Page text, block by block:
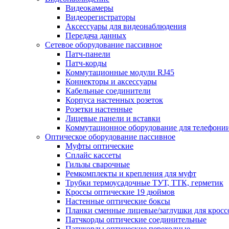
Видеокамеры
Видеорегистраторы
Аксессуары для видеонаблюдения
Передача данных
Сетевое оборудование пассивное
Патч-панели
Патч-корды
Коммутационные модули RJ45
Коннекторы и аксессуары
Кабельные соединители
Корпуса настенных розеток
Розетки настенные
Лицевые панели и вставки
Коммутационное оборудование для
Оптическое оборудование пассивное
Муфты оптические
Сплайс кассеты
Гильзы сварочные
Ремкомплекты и крепления для муфт
Трубки термоусадочные ТУТ, ТТК, герметик
Кроссы оптические 19 дюймов
Настенные оптические боксы
Планки сменные лицевые/заглушки для
Патчкорды оптические соединительные